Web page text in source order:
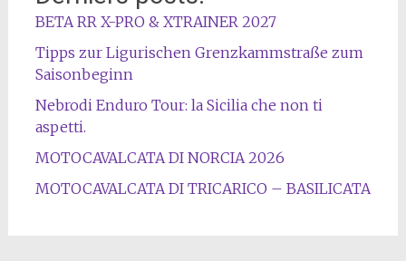
BETA RR X-PRO & XTRAINER 2027
Tipps zur Ligurischen Grenzkammstraße zum
Saisonbeginn
Nebrodi Enduro Tour: la Sicilia che non ti
aspetti.
MOTOCAVALCATA DI NORCIA 2026
MOTOCAVALCATA DI TRICARICO – BASILICATA